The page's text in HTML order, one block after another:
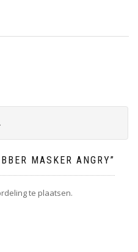
MASKER ANGRY”
te plaatsen.